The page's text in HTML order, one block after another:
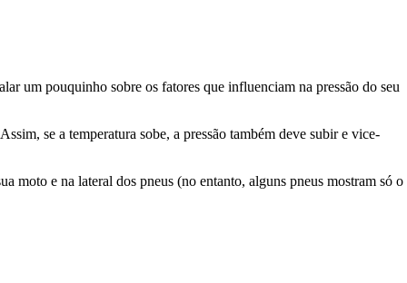
um pouquinho sobre os fatores que influenciam na pressão do seu
se a temperatura sobe, a pressão também deve subir e vice-
moto e na lateral dos pneus (no entanto, alguns pneus mostram só o